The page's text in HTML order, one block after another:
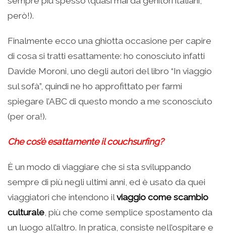
però!).
Finalmente ecco una ghiotta occasione per capire
di cosa si tratti esattamente: ho conosciuto infatti
Davide Moroni, uno degli autori del libro “In viaggio
sul sofà”, quindi ne ho approfittato per farmi
spiegare l’ABC di questo mondo a me sconosciuto
(per ora!).
Che cos’è esattamente il couchsurfing?
È un modo di viaggiare che si sta sviluppando
sempre di più negli ultimi anni, ed è usato da quei
viaggiatori che intendono il viaggio come scambio
culturale , più che come semplice spostamento da
un luogo all’altro. In pratica, consiste nell’ospitare e